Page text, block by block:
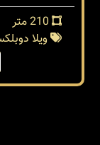
چمستان /
ویلا